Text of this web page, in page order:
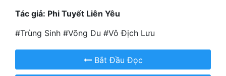
Tác giả: Phi Tuyết Liên Yêu
#Trùng Sinh #Võng Du #Vô Địch Lưu
Bắt Đầu Đọc